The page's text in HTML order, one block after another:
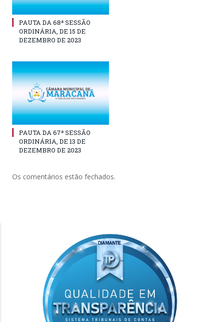
PAUTA DA 68ª SESSÃO
ORDINÁRIA, DE 15 DE
DEZEMBRO DE 2023
PAUTA DA 67ª SESSÃO
ORDINÁRIA, DE 13 DE
DEZEMBRO DE 2023
Os comentários estão fechados.